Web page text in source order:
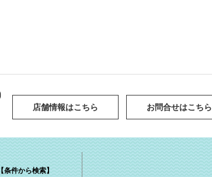
店舗情報はこちら お問合せはこちら
【条件から検索】